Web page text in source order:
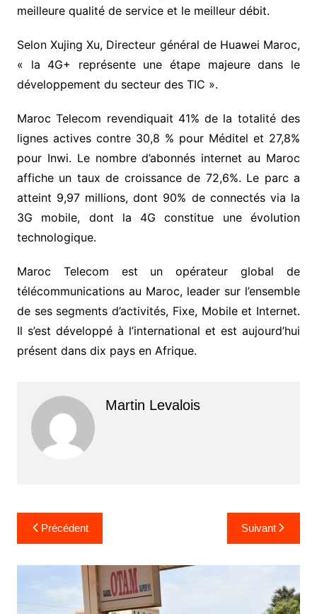
meilleure qualité de service et le meilleur débit.
Selon Xujing Xu, Directeur général de Huawei Maroc,
« la 4G+ représente une étape majeure dans le
développement du secteur des TIC ».
Maroc Telecom revendiquait 41% de la totalité des
lignes actives contre 30,8 % pour Méditel et 27,8%
pour Inwi. Le nombre d’abonnés internet au Maroc
affiche un taux de croissance de 72,6%. Le parc a
atteint 9,97 millions, dont 90% de connectés via la
3G mobile, dont la 4G constitue une évolution
technologique.
Maroc Telecom est un opérateur global de
télécommunications au Maroc, leader sur l’ensemble
de ses segments d’activités, Fixe, Mobile et Internet.
Il s’est développé à l’international et est aujourd’hui
présent dans dix pays en Afrique.
Martin Levalois
Navigation
de
l’article
Précédent Suivant